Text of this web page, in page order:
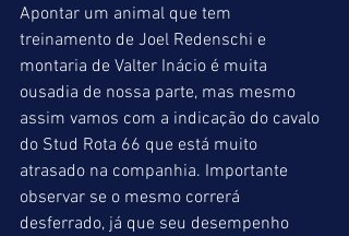
Apontar um animal que tem
treinamento de Joel Redenschi e
montaria de Valter Inácio é muita
ousadia de nossa parte, mas mesmo
assim vamos com a indicação do cavalo
do Stud Rota 66 que está muito
atrasado na companhia. Importante
observar se o mesmo correrá
desferrado, já que seu desempenho